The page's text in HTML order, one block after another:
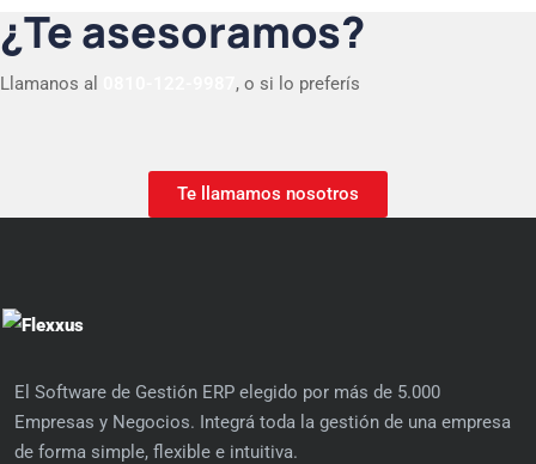
¿Te asesoramos?
Llamanos al , o si lo preferís
Te llamamos nosotros
El Software de Gestión ERP elegido por más de 5.000
Empresas y Negocios. Integrá toda la gestión de una empresa
de forma simple, flexible e intuitiva.